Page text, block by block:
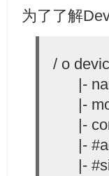
为了了解
/ o
|-
|-
|-
|-
|-